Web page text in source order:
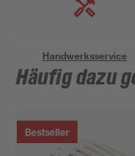
Handwerksservice
Häufig dazu
Bestseller